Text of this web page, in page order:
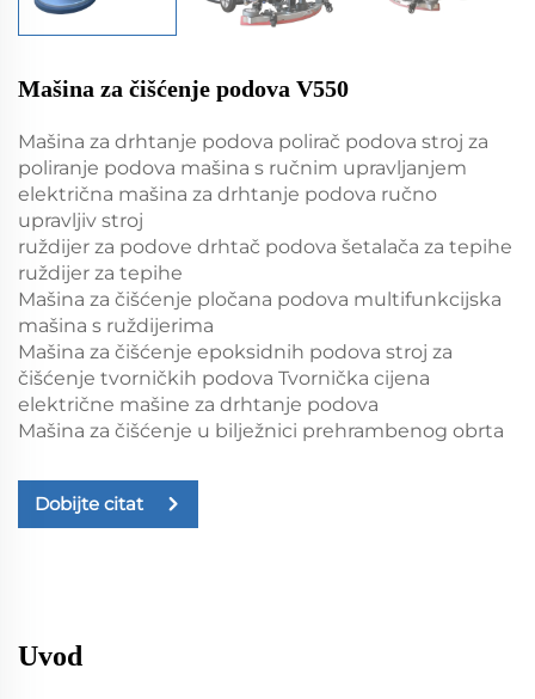
Mašina za čišćenje podova V550
Mašina za drhtanje podova polirač podova stroj za
poliranje podova mašina s ručnim upravljanjem
električna mašina za drhtanje podova ručno
upravljiv stroj
ruždijer za podove drhtač podova šetalača za tepihe
ruždijer za tepihe
Mašina za čišćenje pločana podova multifunkcijska
mašina s ruždijerima
Mašina za čišćenje epoksidnih podova stroj za
čišćenje tvorničkih podova Tvornička cijena
električne mašine za drhtanje podova
Mašina za čišćenje u bilježnici prehrambenog obrta
Dobijte citat
Uvod